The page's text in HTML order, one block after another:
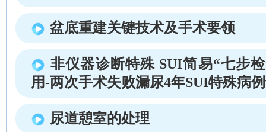
盆底重建关键技术及手术要领
非仪器诊断特殊 SUI简易“七步
用-两次手术失败漏尿4年SUI特殊病
尿道憩室的处理